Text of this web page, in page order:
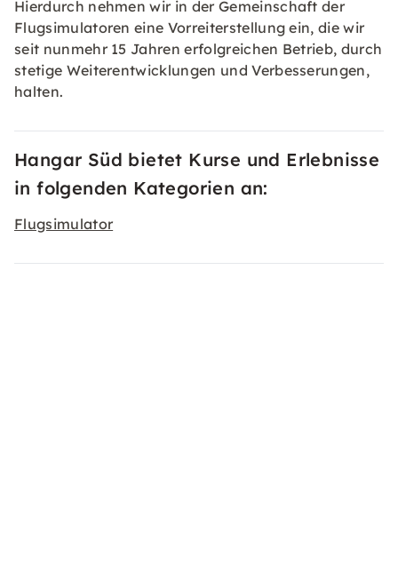
Hierdurch nehmen wir in der Gemeinschaft der
Flugsimulatoren eine Vorreiterstellung ein, die wir
seit nunmehr 15 Jahren erfolgreichen Betrieb, durch
stetige Weiterentwicklungen und Verbesserungen,
halten.
Hangar Süd bietet Kurse und Erlebnisse
in folgenden Kategorien an:
Flugsimulator